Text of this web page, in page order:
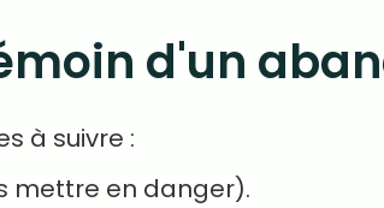
d'un
à suivre :
mettre en danger).